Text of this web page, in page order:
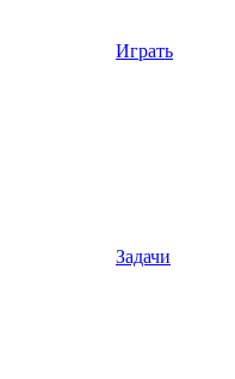
Играть
Задачи